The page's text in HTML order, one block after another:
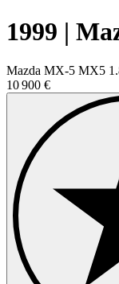
1999 |
Mazda MX-5 MX5
10 900 €